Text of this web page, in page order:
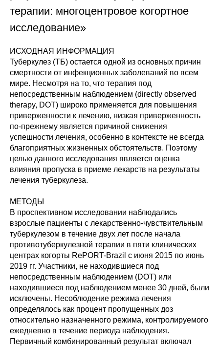
терапии: многоцентровое когортное
исследование»
ИСХОДНАЯ ИНФОРМАЦИЯ
Туберкулез (ТБ) остается одной из основных причин
смертности от инфекционных заболеваний во всем
мире. Несмотря на то, что терапия под
непосредственным наблюдением (directly observed
therapy, DOT) широко применяется для повышения
приверженности к лечению, низкая приверженность
по-прежнему является причиной снижения
успешности лечения, особенно в контексте не всегда
благоприятных жизненных обстоятельств. Поэтому
целью данного исследования является оценка
влияния пропуска в приеме лекарств на результаты
лечения туберкулеза.
МЕТОДЫ
В проспективном исследовании наблюдались
взрослые пациенты с лекарственно-чувствительным
туберкулезом в течение двух лет после начала
противотуберкулезной терапии в пяти клинических
центрах когорты RePORT-Brazil с июня 2015 по июнь
2019 гг. Участники, не находившиеся под
непосредственным наблюдением (DOT) или
находившиеся под наблюдением менее 30 дней, были
исключены. Несоблюдение режима лечения
определялось как процент пропущенных доз
относительно назначенного режима, контролируемого
ежедневно в течение периода наблюдения.
Первичный комбинированный результат включал